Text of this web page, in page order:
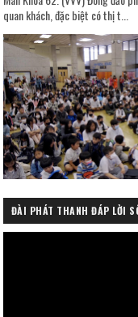
quan khách, đặc biệt có thị t...
ĐÀI PHÁT THANH ĐÁP LỜI